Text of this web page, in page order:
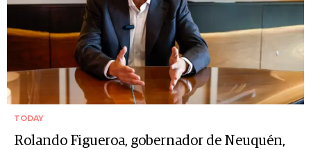
TODAY
Rolando Figueroa, gobernador de Neuquén,